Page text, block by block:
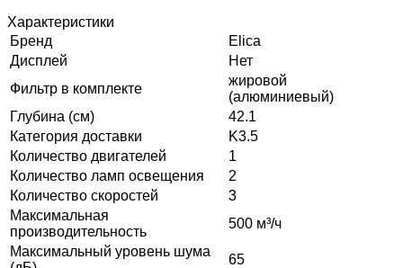
Характеристики
Бренд
Elica
Дисплей
Нет
Фильтр в комплекте
жировой
(алюминиевый)
Глубина (см)
42.1
Категория доставки
K3.5
Количество двигателей
1
Количество ламп освещения
2
Количество скоростей
3
Максимальная
производительность
500 м³/ч
Максимальный уровень шума
65